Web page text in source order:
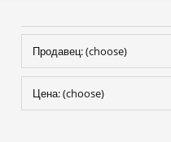
Продавец: (choose)
Цена: (choose)